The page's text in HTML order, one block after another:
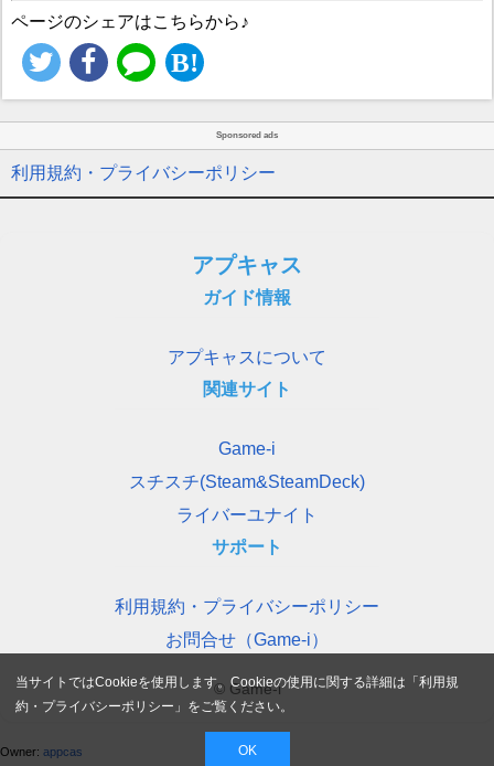
ページのシェアはこちらから♪
Sponsored ads
利用規約・プライバシーポリシー
アプキャス
ガイド情報
アプキャスについて
関連サイト
Game-i
スチスチ(Steam&SteamDeck)
ライバーユナイト
サポート
利用規約・プライバシーポリシー
お問合せ（Game-i）
© Game-i
Owner: appcas
当サイトではCookieを使用します。Cookieの使用に関する詳細は「利用規
約・プライバシーポリシー 」をご覧ください。
OK